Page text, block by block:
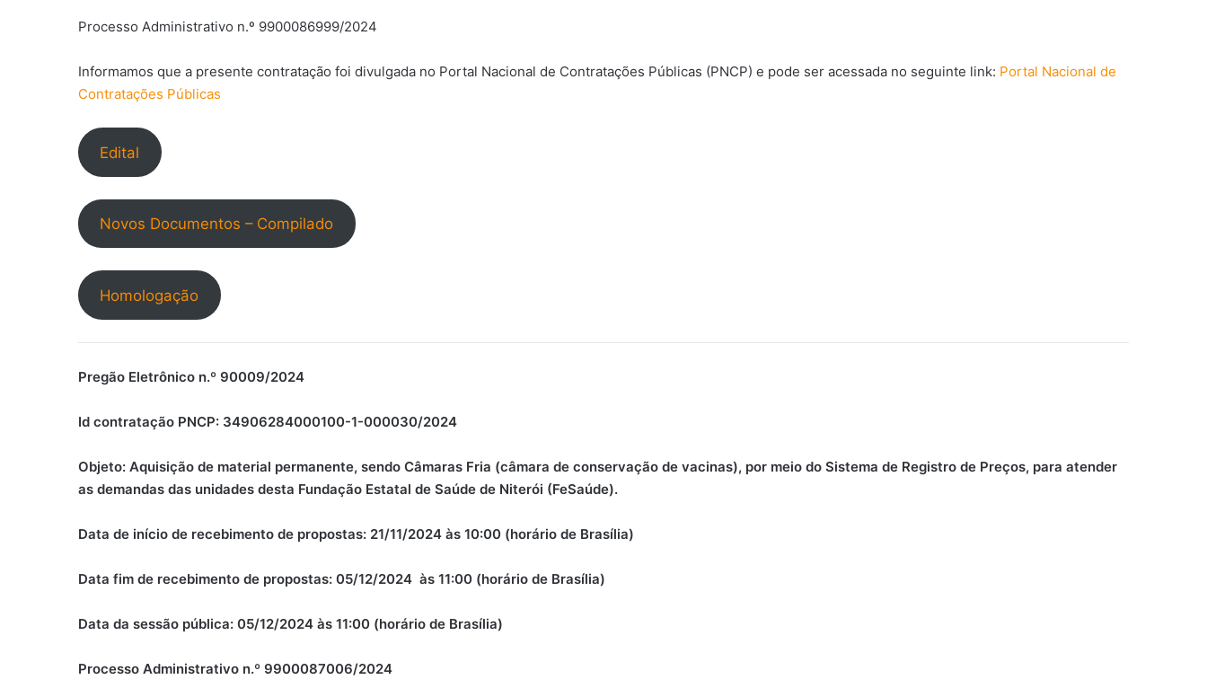
Processo Administrativo n.º 9900086999/2024
Informamos que a presente contratação foi divulgada no Portal Nacional de Contratações Públicas (PNCP) e pode ser acessada no seguinte link: Portal Nacional de
Contratações Públicas
Edital
Novos Documentos – Compilado
Homologação
Pregão Eletrônico n.º 90009/2024
Id contratação PNCP: 34906284000100-1-000030/2024
Objeto: Aquisição de material permanente, sendo Câmaras Fria (câmara de conservação de vacinas), por meio do Sistema de Registro de Preços, para atender
as demandas das unidades desta Fundação Estatal de Saúde de Niterói (FeSaúde).
Data de início de recebimento de propostas: 21/11/2024 às 10:00 (horário de Brasília)
Data fim de recebimento de propostas: 05/12/2024 às 11:00 (horário de Brasília)
Data da sessão pública: 05/12/2024 às 11:00 (horário de Brasília)
Processo Administrativo n.º 9900087006/2024